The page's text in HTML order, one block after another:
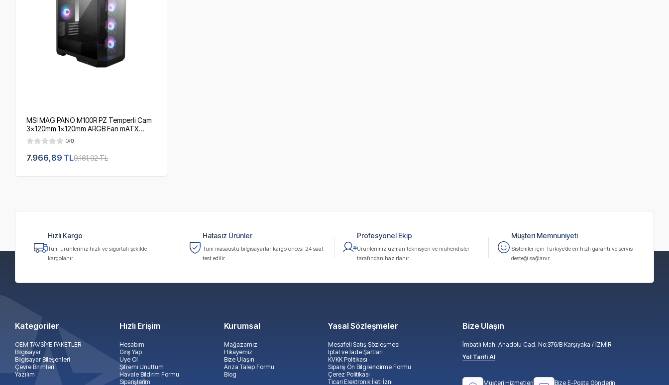
MSI MAG PANO M100R PZ Temperli Cam
3x120mm 1x120mm ARGB Fan mATX
750W 80+ Certified Panoramik Gaming
Siyah Bilgisayar Kasası
0/0
7.966,89 TL9.161,92 TL
Hızlı Kargo
Tüm ürünleriniz hızlı ve sigortalı şekilde
kargolanır
Hatasız Ürünler
Tüm masaüstü bilgisayarlar kargo öncesi 24 saat
test edilir.
Profesyonel Ekip
Ürünlerimiz uzman teknisyen ve mühendisler
tarafından hazırlanır.
Müşteri Memnuniyeti
Sistemler için Türkiye’de en hızlı garanti ve servis
desteği sağlanır.
Kategoriler
OEM TAVSİYE PAKETLER
Bilgisayar
Bilgisayar Bileşenleri
Çevre Birimleri
Yazılım
Hızlı Erişim
Hesabım
Giriş Yap
Üye Ol
Şifremi Unuttum
Havale Bildirim Formu
Siparişlerim
Kurumsal
Mağazamız
Hikayemiz
Bize Ulaşın
Arıza Talep Formu
Blog
Yasal Sözleşmeler
Mesafeli Satış Sözleşmesi
İptal ve İade Şartları
KVKK Politikası
Sipariş Ön Bilgilendirme Formu
Çerez Politikası
Ticari Elektronik İleti İzni
Bize Ulaşın
İmbatlı Mah. Anadolu Cad. No:376/B Karşıyaka / İZMİR
Yol Tarifi Al
Müşteri Hizmetleri
Bize E-Posta Gönderin